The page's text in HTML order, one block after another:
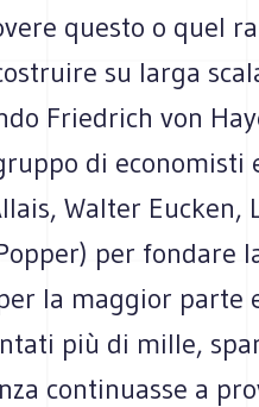
questo o quel
su larga
Friedrich von
di economisti
Walter Eucken,
per fondare
la maggior parte
più di mille,
continuasse a